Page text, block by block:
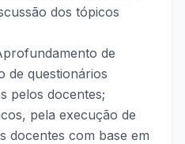
dos tópicos
de
de questionários
pelos docentes;
pela execução de
docentes com base em